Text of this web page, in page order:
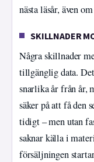
nästa läsår, även
SKILLNADER
Några skillnader
tillgänglig data.
snarlika år från år,
säker på att få den
tidigt – men utan
saknar källa i
försäljningen